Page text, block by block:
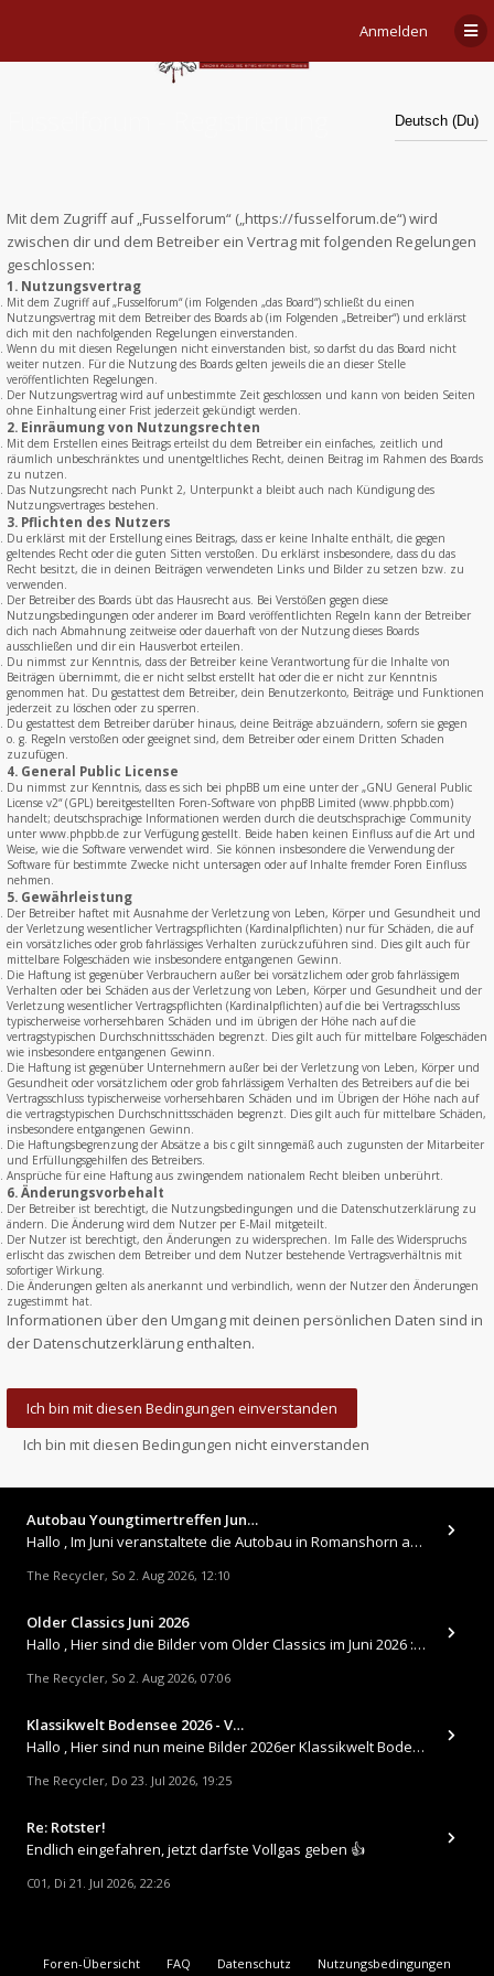
Anmelden
Mit dem Zugriff auf „Fusselforum“ („https://fusselforum.de“) wird
zwischen dir und dem Betreiber ein Vertrag mit folgenden Regelungen
geschlossen:
1. Nutzungsvertrag
Mit dem Zugriff auf „Fusselforum“ (im Folgenden „das Board“) schließt du einen
Nutzungsvertrag mit dem Betreiber des Boards ab (im Folgenden „Betreiber“) und erklärst
dich mit den nachfolgenden Regelungen einverstanden.
Wenn du mit diesen Regelungen nicht einverstanden bist, so darfst du das Board nicht
weiter nutzen. Für die Nutzung des Boards gelten jeweils die an dieser Stelle
veröffentlichten Regelungen.
Der Nutzungsvertrag wird auf unbestimmte Zeit geschlossen und kann von beiden Seiten
ohne Einhaltung einer Frist jederzeit gekündigt werden.
2. Einräumung von Nutzungsrechten
Mit dem Erstellen eines Beitrags erteilst du dem Betreiber ein einfaches, zeitlich und
räumlich unbeschränktes und unentgeltliches Recht, deinen Beitrag im Rahmen des Boards
zu nutzen.
Das Nutzungsrecht nach Punkt 2, Unterpunkt a bleibt auch nach Kündigung des
Nutzungsvertrages bestehen.
3. Pflichten des Nutzers
Du erklärst mit der Erstellung eines Beitrags, dass er keine Inhalte enthält, die gegen
geltendes Recht oder die guten Sitten verstoßen. Du erklärst insbesondere, dass du das
Recht besitzt, die in deinen Beiträgen verwendeten Links und Bilder zu setzen bzw. zu
verwenden.
Der Betreiber des Boards übt das Hausrecht aus. Bei Verstößen gegen diese
Nutzungsbedingungen oder anderer im Board veröffentlichten Regeln kann der Betreiber
dich nach Abmahnung zeitweise oder dauerhaft von der Nutzung dieses Boards
ausschließen und dir ein Hausverbot erteilen.
Du nimmst zur Kenntnis, dass der Betreiber keine Verantwortung für die Inhalte von
Beiträgen übernimmt, die er nicht selbst erstellt hat oder die er nicht zur Kenntnis
genommen hat. Du gestattest dem Betreiber, dein Benutzerkonto, Beiträge und Funktionen
jederzeit zu löschen oder zu sperren.
Du gestattest dem Betreiber darüber hinaus, deine Beiträge abzuändern, sofern sie gegen
o. g. Regeln verstoßen oder geeignet sind, dem Betreiber oder einem Dritten Schaden
zuzufügen.
4. General Public License
Du nimmst zur Kenntnis, dass es sich bei phpBB um eine unter der „GNU General Public
License v2“ (GPL) bereitgestellten Foren-Software von phpBB Limited (www.phpbb.com)
handelt; deutschsprachige Informationen werden durch die deutschsprachige Community
unter www.phpbb.de zur Verfügung gestellt. Beide haben keinen Einfluss auf die Art und
Weise, wie die Software verwendet wird. Sie können insbesondere die Verwendung der
Software für bestimmte Zwecke nicht untersagen oder auf Inhalte fremder Foren Einfluss
nehmen.
5. Gewährleistung
Der Betreiber haftet mit Ausnahme der Verletzung von Leben, Körper und Gesundheit und
der Verletzung wesentlicher Vertragspflichten (Kardinalpflichten) nur für Schäden, die auf
ein vorsätzliches oder grob fahrlässiges Verhalten zurückzuführen sind. Dies gilt auch für
mittelbare Folgeschäden wie insbesondere entgangenen Gewinn.
Die Haftung ist gegenüber Verbrauchern außer bei vorsätzlichem oder grob fahrlässigem
Verhalten oder bei Schäden aus der Verletzung von Leben, Körper und Gesundheit und der
Verletzung wesentlicher Vertragspflichten (Kardinalpflichten) auf die bei Vertragsschluss
typischerweise vorhersehbaren Schäden und im übrigen der Höhe nach auf die
vertragstypischen Durchschnittsschäden begrenzt. Dies gilt auch für mittelbare Folgeschäden
wie insbesondere entgangenen Gewinn.
Die Haftung ist gegenüber Unternehmern außer bei der Verletzung von Leben, Körper und
Gesundheit oder vorsätzlichem oder grob fahrlässigem Verhalten des Betreibers auf die bei
Vertragsschluss typischerweise vorhersehbaren Schäden und im Übrigen der Höhe nach auf
die vertragstypischen Durchschnittsschäden begrenzt. Dies gilt auch für mittelbare Schäden,
insbesondere entgangenen Gewinn.
Die Haftungsbegrenzung der Absätze a bis c gilt sinngemäß auch zugunsten der Mitarbeiter
und Erfüllungsgehilfen des Betreibers.
Ansprüche für eine Haftung aus zwingendem nationalem Recht bleiben unberührt.
6. Änderungsvorbehalt
Der Betreiber ist berechtigt, die Nutzungsbedingungen und die Datenschutzerklärung zu
ändern. Die Änderung wird dem Nutzer per E-Mail mitgeteilt.
Der Nutzer ist berechtigt, den Änderungen zu widersprechen. Im Falle des Widerspruchs
erlischt das zwischen dem Betreiber und dem Nutzer bestehende Vertragsverhältnis mit
sofortiger Wirkung.
Die Änderungen gelten als anerkannt und verbindlich, wenn der Nutzer den Änderungen
zugestimmt hat.
Informationen über den Umgang mit deinen persönlichen Daten sind in
der Datenschutzerklärung enthalten.
Autobau Youngtimertreffen Jun…
Hallo , Im Juni veranstaltete die Autobau in Romanshorn auf ihrem Gelände ein kleines Youngtimertreffen : https://up.
The Recycler, So 2. Aug 2026, 12:10
Older Classics Juni 2026
​Hallo , Hier sind die Bilder vom Older Classics im Juni 2026 : https://up.picr.de/51155940wd.jpg https://up.pic
The Recycler, So 2. Aug 2026, 07:06
Klassikwelt Bodensee 2026 - V…
Hallo , Hier sind nun meine Bilder 2026er Klassikwelt Bodensee 😀 https://up.picr.de/51125547rb.jpg https://up.pi
The Recycler, Do 23. Jul 2026, 19:25
Re: Rotster!
Endlich eingefahren, jetzt darfste Vollgas geben 👍
C01, Di 21. Jul 2026, 22:26
Foren-Übersicht FAQ Datenschutz Nutzungsbedingungen